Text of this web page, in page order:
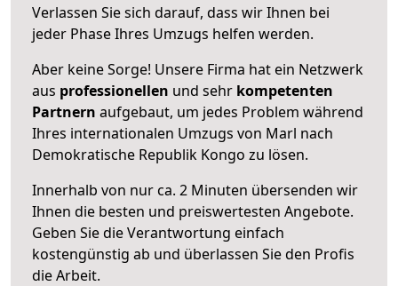
Verlassen Sie sich darauf, dass wir Ihnen bei
jeder Phase Ihres Umzugs helfen werden.
Aber keine Sorge! Unsere Firma hat ein Netzwerk
aus professionellen und sehr kompetenten
Partnern aufgebaut, um jedes Problem während
Ihres internationalen Umzugs von Marl nach
Demokratische Republik Kongo zu lösen.
Innerhalb von nur ca. 2 Minuten übersenden wir
Ihnen die besten und preiswertesten Angebote.
Geben Sie die Verantwortung einfach
kostengünstig ab und überlassen Sie den Profis
die Arbeit.